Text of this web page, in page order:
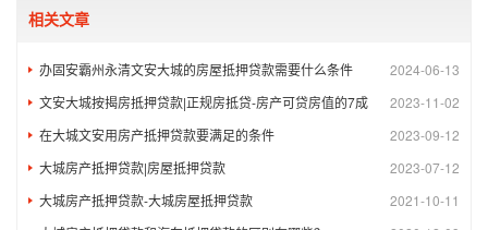
相关文章
2024-06-13
办固安霸州永清文安大城的房屋抵押贷款需要什么条件
2023-11-02
文安大城按揭房抵押贷款|正规房抵贷-房产可贷房值的7成
2023-09-12
在大城文安用房产抵押贷款要满足的条件
2023-07-12
大城房产抵押贷款|房屋抵押贷款
2021-10-11
大城房产抵押贷款-大城房屋抵押贷款